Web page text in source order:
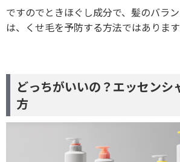
ですのでときほぐし成分で、髪のバラ
は、くせ毛を予防する方法ではあります
どっちがいいの？エッセン
方